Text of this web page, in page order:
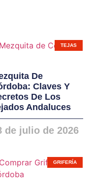
de
y
TEJAS
De
Claves Y
De Los
Andaluces
de julio de 2026
GRIFERÍA